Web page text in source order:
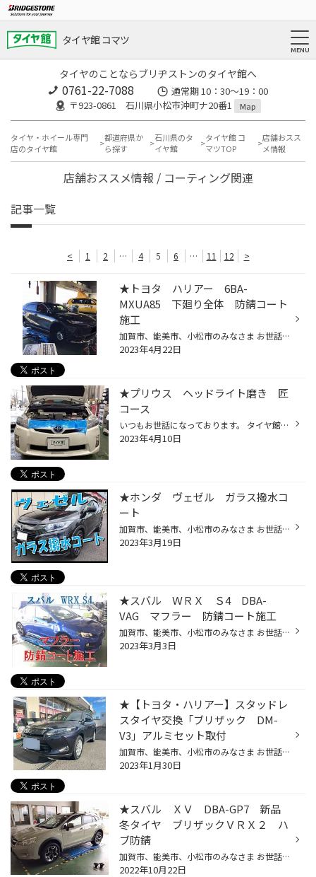
タイヤ館 コマツ
タイヤのことならブリヂストンのタイヤ館へ
0761-22-7088
通常期 10：30～19：00
〒923-0861 石川県小松市沖町ナ20番1
Map
タイヤ・ホイール専門
店のタイヤ館
都道府県か
ら探す
石川県のタ
イヤ館
タイヤ館 コ
マツTOP
店舗おスス
メ情報
店舗おススメ情報 / コーティング関連
記事一覧
< 1 2 … 4 5 6 … 11 12 >
★トヨタ ハリアー 6BA-
MXUA85 下廻り全体 防錆コート
施工
加賀市、能美市、小松市のみなさま お世話になってます。 タイヤ館コマツです♪ 本日ご紹介の作業は トヨタ ハリアー 下廻り全体 防錆コート施工 せっかくの新車ですので 北陸の冬道に撒かれる風物詩 錆の原因となる【凍結防止剤】を 中和して、サビ予防できる 下廻り全体の防錆コートを 提案させて...
2023年4月22日
★プリウス ヘッドライト磨き 匠
コース
いつもお世話になっております。 タイヤ館コマツ店 です。 夏タイヤへの付け替えはお済ですか？ タイヤ館コマツ店では 作業やご相談のWEB予約を 受け付けております。 作業のWEBでのご依頼は⇒WEB予約 作業のお電話でのご依頼は⇒0761-22-7088 本日は当店で行ったヘッドライトコーティング ” 匠 （た...
2023年4月10日
★ホンダ ヴェゼル ガラス撥水コ
ート
加賀市、能美市、小松市のみなさま お世話になっております！ タイヤ館コマツです♪ 今日は 岐阜県にある ｢タイヤ館 各務原店｣で行った 作業のご紹介をさせていただきます。 こちらの作業は当店 タイヤ館 コマツ店でも 使用ケミカルは違いますが 同様の作業が可能なため ご用命の際は ぜひ当店をご利...
2023年3月19日
★スバル ＷＲＸ Ｓ4 DBA-
VAG マフラー 防錆コート施工
加賀市、能美市、小松市のみなさま お世話になってます。 タイヤ館コマツです♪ 本日ご紹介の作業は スバル ＷＲＸ Ｓ４ マフラー防錆コート施工 タイヤ新品交換で ご来店頂けたついでに 他の消耗部品をチェックしたところ 下廻りのマフラー部分がサビてました。 お客さまに 報告させて頂いたところ ...
2023年3月3日
★【トヨタ・ハリアー】スタッドレ
スタイヤ交換「ブリザック DM-
V3」アルミセット取付
加賀市、能美市、小松市のみなさま お世話になっております！ タイヤ館コマツです♪ 今日は三重県の｢タイヤ館 川越店｣で施工した 作業のご紹介をさせていただきます。 こちらの作業は当店、タイヤ館 コマツ店でも 同様の作業内容となるため、 ご用命の際はぜひ当店をご利用くださいませ。 ココからご...
2023年1月30日
★スバル ＸＶ DBA-GP7 新品
冬タイヤ ブリザックＶＲＸ２ ハ
ブ防錆
加賀市、能美市、小松市のみなさま お世話になっております！ タイヤ館コマツです♪ 本日、ご紹介の作業は スバル ＸＶ 冬タイヤ 新品交換 装着 初めてのご来店のお客さまより ご相談いただけました。 昨シーズンの少ない積雪でも いまいち滑るような感じに なってきてたので 安全と安心のために 買...
2022年10月22日